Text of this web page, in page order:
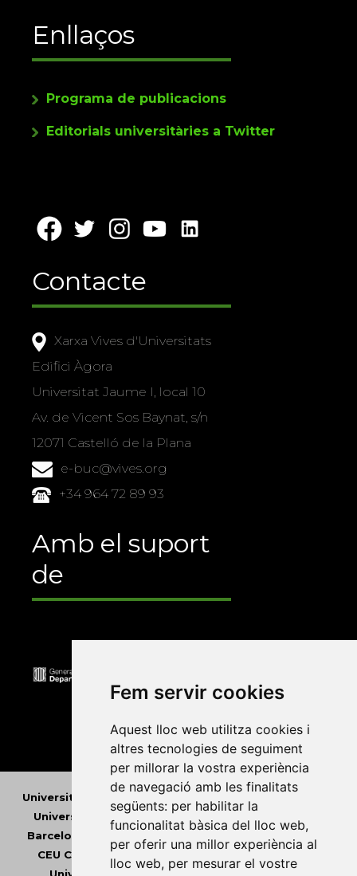
Fem servir cookies
Aquest lloc web utilitza cookies i
altres tecnologies de seguiment
per millorar la vostra experiència
de navegació amb les finalitats
següents: per habilitar la
funcionalitat bàsica del lloc web,
per oferir una millor experiència al
lloc web, per mesurar el vostre
Enllaços
Programa de publicacions
Editorials universitàries a Twitter
Contacte
Xarxa Vives d'Universitats
Edifici Àgora
Universitat Jaume I, local 10
Av. de Vicent Sos Baynat, s/n
12071 Castelló de la Plana
e-buc@vives.org
+34 964 72 89 93
Amb el suport
de
Universitat Abat Oliba CEU
Universitat d'Andorra
•
Universitat Autònoma de
Barcelona
Universitat de Barcelona
Universitat
CEU Cardenal Herrera
Universitat de Girona